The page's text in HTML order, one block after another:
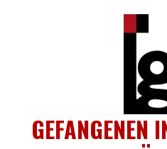
GEFANGENEN